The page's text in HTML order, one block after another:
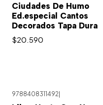
Ciudades De Humo
Ed.especial Cantos
Decorados Tapa Dura
$20.590
9788408311492